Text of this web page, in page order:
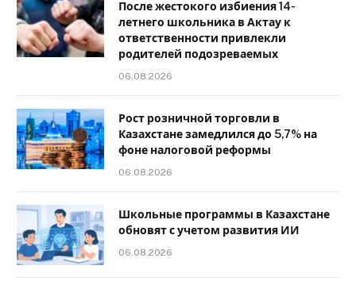
После жестокого избиения 14-
летнего школьника в Актау к
ответственности привлекли
родителей подозреваемых
06.08.2026
Рост розничной торговли в
Казахстане замедлился до 5,7% на
фоне налоговой реформы
06.08.2026
Школьные программы в Казахстане
обновят с учетом развития ИИ
06.08.2026